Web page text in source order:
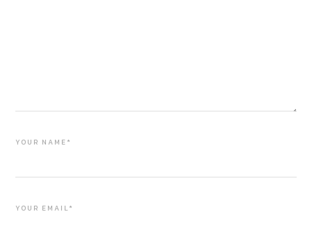
YOUR NAME*
YOUR EMAIL*